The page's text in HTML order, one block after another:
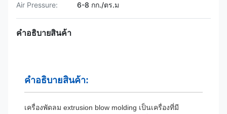
Air Pressure:
6-8 กก./ตร.ม
คำอธิบายสินค้า
คําอธิบายสินค้า:
เครื่องพัดลม extrusion blow molding เป็นเครื่องที่มี